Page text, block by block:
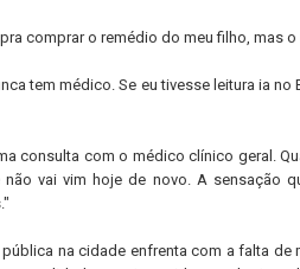
comprar o remédio do meu filho, mas
tem médico. Se eu tivesse leitura ia no
consulta com o médico clínico geral.
vai vim hoje de novo. A sensação
na cidade enfrenta com a falta de